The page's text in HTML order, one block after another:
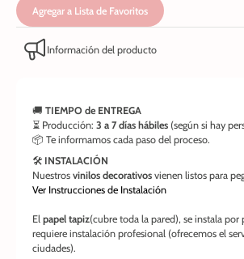
Agregar a Lista de Favoritos
Información del producto
🚚 TIEMPO de ENTREGA
⏳ Producción: 3 a 7 días hábiles (según si hay
📦 Te informamos cada paso del proceso.
🛠️ INSTALACIÓN
Nuestros vinilos decorativos vienen listos para
Ver Instrucciones de Instalación
El papel tapiz(cubre toda la pared), se instala por
requiere instalación profesional (ofrecemos el
ciudades).